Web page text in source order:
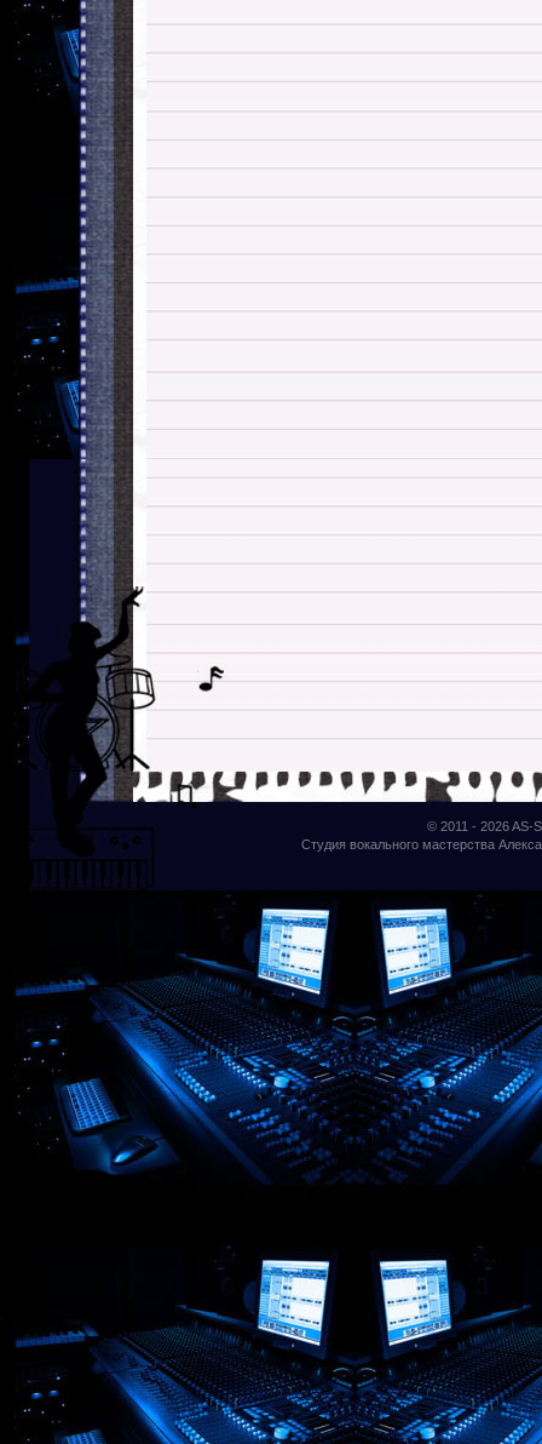
© 2011 - 2026AS-
Студия вокального мастерства